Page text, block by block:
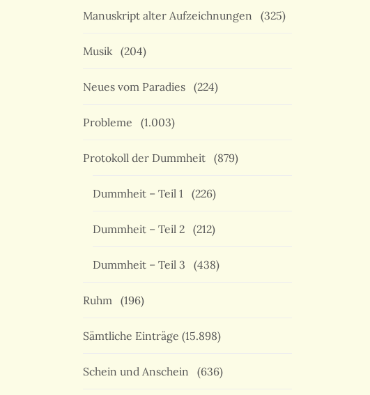
Manuskript alter Aufzeichnungen (325)
Musik (204)
Neues vom Paradies (224)
Probleme (1.003)
Protokoll der Dummheit (879)
Dummheit – Teil 1 (226)
Dummheit – Teil 2 (212)
Dummheit – Teil 3 (438)
Ruhm (196)
Sämtliche Einträge (15.898)
Schein und Anschein (636)